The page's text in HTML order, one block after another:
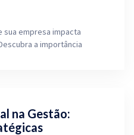
sua empresa impacta
a importância
na Gestão: